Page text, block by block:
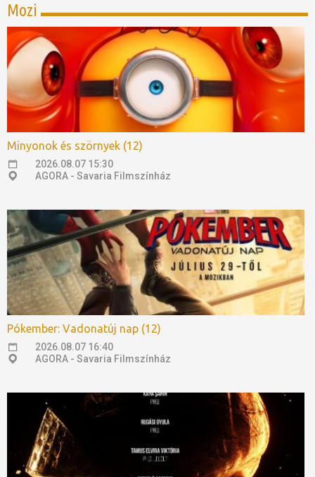
Mozi
Minyonok és szörnyek (12)
2026.08.07 15:30
AGORA - Savaria Filmszínház
Pókember: Vadonatúj nap (12)
2026.08.07 16:40
AGORA - Savaria Filmszínház